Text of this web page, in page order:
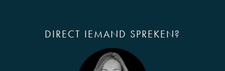
DIRECT IEMAND SPREKEN?